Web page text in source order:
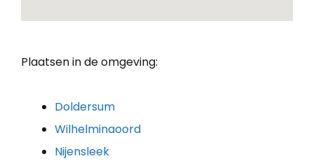
Plaatsen in de omgeving:
Doldersum
Wilhelminaoord
Nijensleek